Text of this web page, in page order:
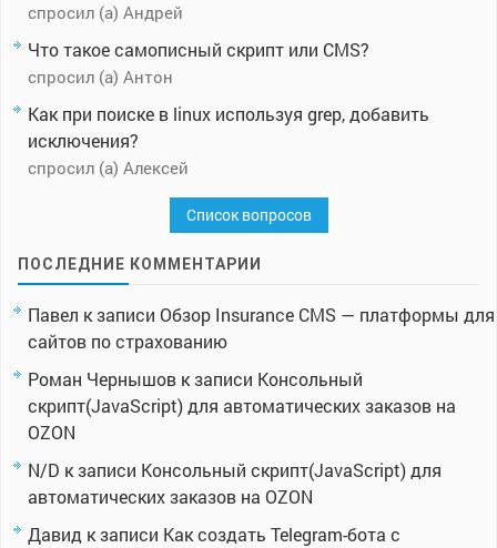
спросил (а) Андрей
Что такое самописный скрипт или CMS?
спросил (а) Антон
Как при поиске в linux используя grep, добавить
исключения?
спросил (а) Алексей
Список вопросов
ПОСЛЕДНИЕ КОММЕНТАРИИ
Павел к записи Обзор Insurance CMS — платформы для
сайтов по страхованию
Роман Чернышов к записи Консольный
скрипт(JavaScript) для автоматических заказов на
OZON
N/D к записи Консольный скрипт(JavaScript) для
автоматических заказов на OZON
Давид к записи Как создать Telegram-бота с